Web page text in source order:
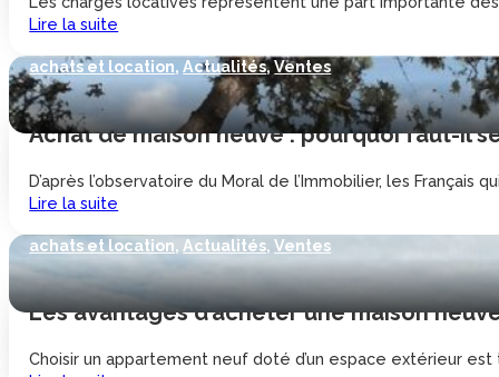
Lire la suite
achats et location,Actualités,Ventes
Achat de maison neuve : pourquoi faut-il
D’après l’observatoire du Moral de l’Immobilier, les Français
Lire la suite
achats et location, Actualités,Ventes
Les avantages d’acheter une maison
Choisir un appartement neuf doté d’un espace extérieur